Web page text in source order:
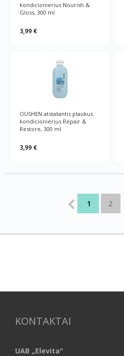
kondicionierius Nourish &
Gloss, 300 ml
3,99 €
OUSHEN atstatantis plaukus
kondicionierius Repair &
Restore, 300 ml
3,99 €
1 2
KONTAKTAI
UAB „Elevita"